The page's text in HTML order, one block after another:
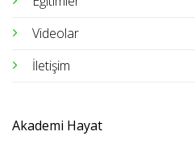
Videolar
İletişim
Akademi Hayat